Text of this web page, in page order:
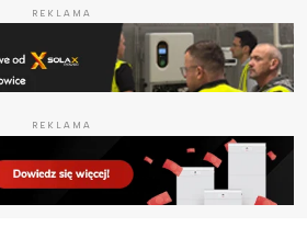
REKLAMA
REKLAMA